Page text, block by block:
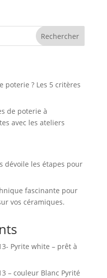
Rechercher
poterie ? Les 5 critères
de poterie à
avec les ateliers
dévoile les étapes pour
fascinante pour
vos céramiques.
Pyrite white – prêt à
– couleur Blanc Pyrité